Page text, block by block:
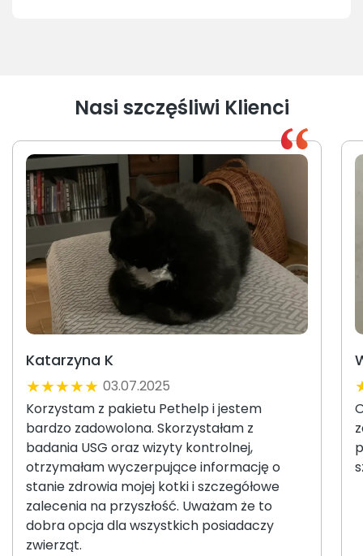
Nasi szczęśliwi Klienci
Katarzyna K
★★★★★ 03.07.2025
Korzystam z pakietu Pethelp i jestem
bardzo zadowolona. Skorzystałam z
badania USG oraz wizyty kontrolnej,
otrzymałam wyczerpujące informację o
stanie zdrowia mojej kotki i szczegółowe
zalecenia na przyszłość. Uważam że to
dobra opcja dla wszystkich posiadaczy
zwierząt.